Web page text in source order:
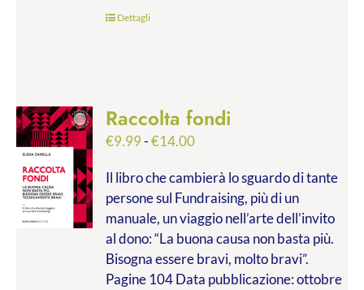
Dettagli
Raccolta fondi
€9.99-€14.00Fascia
prezzo:
da
€9.99
a
€14.00
Il libro che cambierà lo sguardo di tante
persone sul Fundraising, più di un
manuale, un viaggio nell’arte dell’invito
al dono: “La buona causa non basta più.
Bisogna essere bravi, molto bravi”.
Pagine 104 Data pubblicazione: ottobre